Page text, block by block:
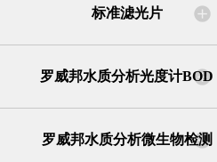
标准滤光片
罗威邦水质分析光度计BOD
罗威邦水质分析微生物检测